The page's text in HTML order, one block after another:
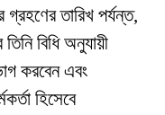
তারিখ পর্যন্ত,
বিধি অনুযায়ী
করবেন এবং
হিসেবে